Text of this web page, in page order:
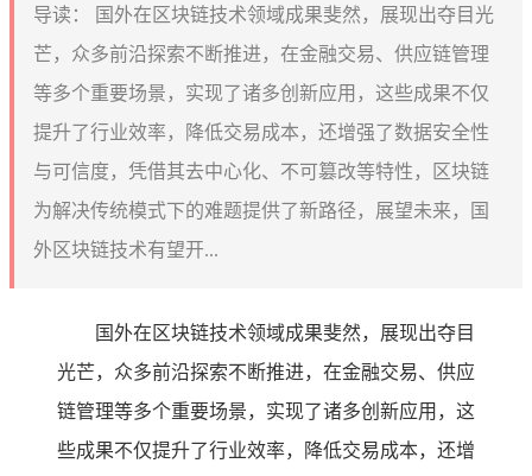
导读：
国外在区块链技术领域成果斐然，展现出夺目光
芒，众多前沿探索不断推进，在金融交易、供应链管理
等多个重要场景，实现了诸多创新应用，这些成果不仅
提升了行业效率，降低交易成本，还增强了数据安全性
与可信度，凭借其去中心化、不可篡改等特性，区块链
为解决传统模式下的难题提供了新路径，展望未来，国
外区块链技术有望开...
国外在区块链技术领域成果斐然，展现出夺目
光芒，众多前沿探索不断推进，在金融交易、供应
链管理等多个重要场景，实现了诸多创新应用，这
些成果不仅提升了行业效率，降低交易成本，还增